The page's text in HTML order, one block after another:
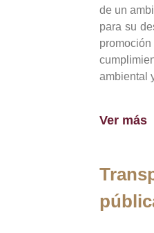
de un
para su
ambiental
Ver más